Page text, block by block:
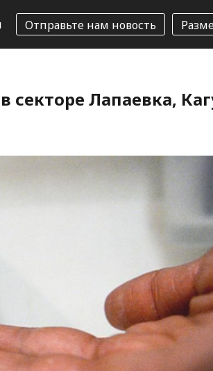
Отправьте нам новость
Лапаевка,